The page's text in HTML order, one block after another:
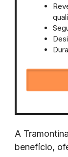
A
benefício,